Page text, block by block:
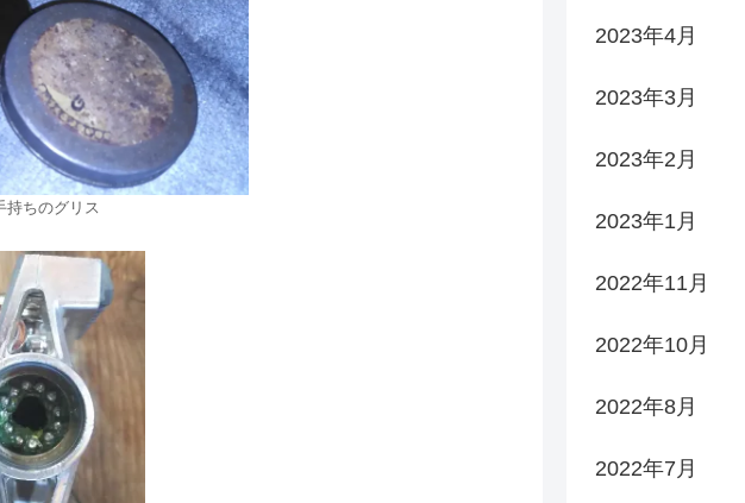
持ちのグリス
2023年4月
2023年3月
2023年2月
2023年1月
2022年11月
2022年10月
2022年8月
2022年7月